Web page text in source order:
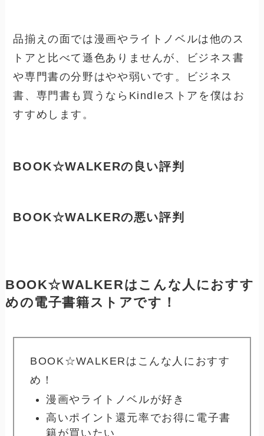
品揃えの面では漫画やライトノベルは他のス
トアと比べて遜色ありませんが、ビジネス書
や専門書の分野はやや弱いです。ビジネス
書、専門書も買うならKindleストアを僕はお
すすめします。
BOOK☆WALKERの良い評判
BOOK☆WALKERの悪い評判
BOOK☆WALKERはこんな人におすす
めの電子書籍ストアです！
BOOK☆WALKERはこんな人におすす
め！
漫画やライトノベルが好き
高いポイント還元率でお得に電子書
籍が買いたい